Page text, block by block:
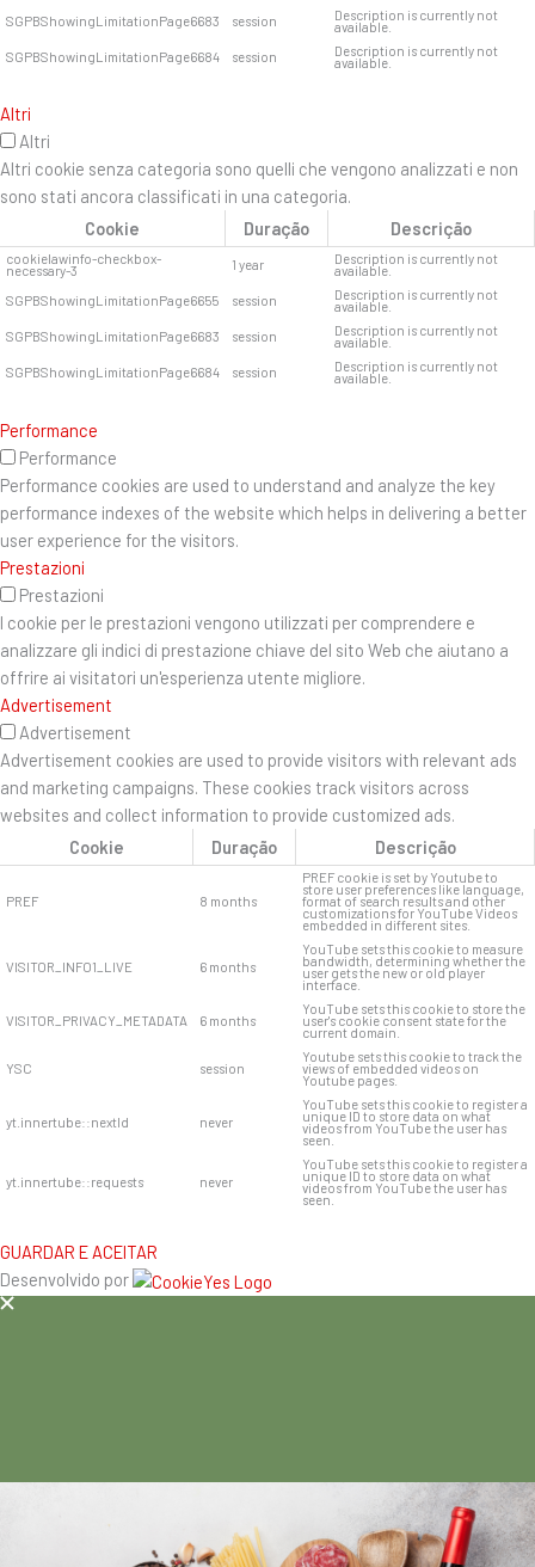
SGPBShowingLimitationPage6683
session Description is currently not
available.
SGPBShowingLimitationPage6684
session Description is currently not
available.
Altri
Altri
Altri cookie senza categoria sono quelli che vengono analizzati e non
sono stati ancora classificati in una categoria.
Cookie
Duração Descrição
cookielawinfo-checkbox-
necessary-3 1 year Description is currently not
available.
SGPBShowingLimitationPage6655
session Description is currently not
available.
SGPBShowingLimitationPage6683
session Description is currently not
available.
SGPBShowingLimitationPage6684
session Description is currently not
available.
Performance
Performance
Performance cookies are used to understand and analyze the key
performance indexes of the website which helps in delivering a better
user experience for the visitors.
Prestazioni
Prestazioni
I cookie per le prestazioni vengono utilizzati per comprendere e
analizzare gli indici di prestazione chiave del sito Web che aiutano a
offrire ai visitatori un'esperienza utente migliore.
Advertisement
Advertisement
Advertisement cookies are used to provide visitors with relevant ads
and marketing campaigns. These cookies track visitors across
websites and collect information to provide customized ads.
Cookie
Duração Descrição
PREF 8 months
PREF cookie is set by Youtube to
store user preferences like language,
format of search results and other
customizations for YouTube Videos
embedded in different sites.
VISITOR_INFO1_LIVE 6 months
YouTube sets this cookie to measure
bandwidth, determining whether the
user gets the new or old player
interface.
VISITOR_PRIVACY_METADATA 6 months
YouTube sets this cookie to store the
user's cookie consent state for the
current domain.
YSC session
Youtube sets this cookie to track the
views of embedded videos on
Youtube pages.
yt.innertube::nextId never
YouTube sets this cookie to register a
unique ID to store data on what
videos from YouTube the user has
seen.
yt.innertube::requests never
YouTube sets this cookie to register a
unique ID to store data on what
videos from YouTube the user has
seen.
GUARDAR E ACEITAR
Desenvolvido por